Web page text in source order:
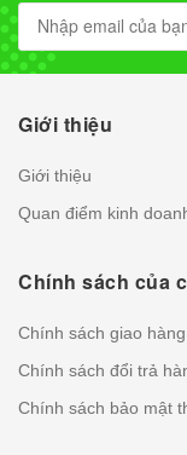
Giới thiệu
Giới thiệu
Quan điểm kinh
Chính sách của
Chính sách giao hàng
Chính sách đổi trả
Chính sách bảo mật